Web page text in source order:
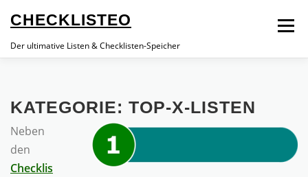
Inhalt
springen
CHECKLISTEO
Der ultimative Listen & Checklisten-Speicher
Menü
ALLE CHECKLISTEN
KATEGORIE: TOP-X-LISTEN
Neben
den
Checklis